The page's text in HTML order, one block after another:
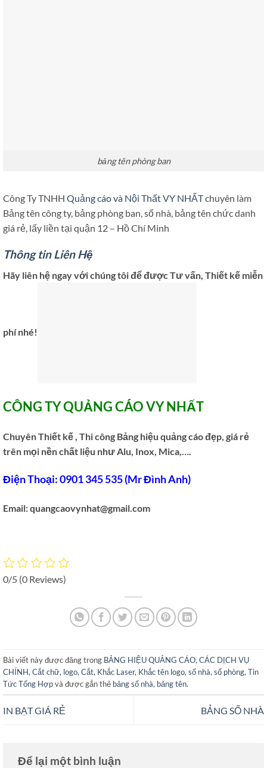
bảng tên phòng ban
Công Ty TNHH Quảng cáo và Nội Thất VY NHẤTchuyên làm
Bảng tên công ty, bảng phòng ban, số nhà, bảng tên chức danh
giá rẻ, lấy liền tại quận 12 – Hồ Chí Minh
Thông tin Liên Hệ
Hãy liên hệ ngay với chúng tôi để được Tư vấn, Thiết kế miễn
phí nhé!
CÔNG TY QUẢNG CÁO VY NHẤT
Chuyên Thiết kế , Thi công Bảng hiệu quảng cáo đẹp, giá rẻ
trên mọi nền chất liệu như Alu, Inox, Mica,….
Điện Thoại: 0901 345 535 (Mr Đình Anh)
Email: quangcaovynhat@gmail.com
0/5 (0 Reviews)
Bài viết này được đăng trong BẢNG HIỆU QUẢNG CÁO, CÁC DỊCH VỤ
CHÍNH, Cắt chữ, logo, Cắt, Khắc Laser, Khắc tên logo, số nhà, số phòng, Tin
Tức Tổng Hợpvà được gắn thẻ bảng số nhà, bảng tên.
IN BẠT GIÁ RẺ BẢNG SỐ NHÀ
Để lại một bình luận